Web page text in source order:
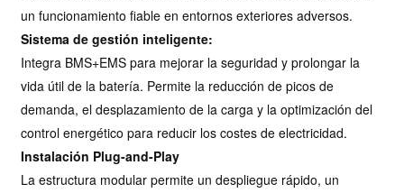
un funcionamiento fiable en entornos exteriores adversos.
Sistema de gestión inteligente:
Integra BMS+EMS para mejorar la seguridad y prolongar la
vida útil de la batería. Permite la reducción de picos de
demanda, el desplazamiento de la carga y la optimización del
control energético para reducir los costes de electricidad.
Instalación Plug-and-Play
La estructura modular permite un despliegue rápido, un